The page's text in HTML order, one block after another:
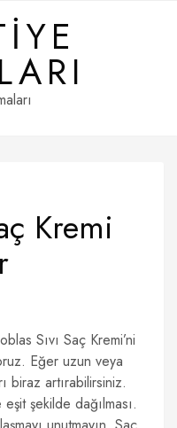
Kremi
Sıvı Saç Kremi’ni
Eğer uzun veya
biraz artırabilirsiniz.
şekilde dağılması.